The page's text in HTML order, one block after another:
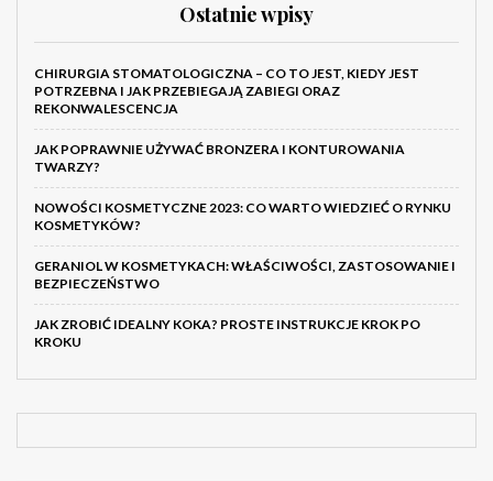
Ostatnie wpisy
CHIRURGIA STOMATOLOGICZNA – CO TO JEST, KIEDY JEST
POTRZEBNA I JAK PRZEBIEGAJĄ ZABIEGI ORAZ
REKONWALESCENCJA
JAK POPRAWNIE UŻYWAĆ BRONZERA I KONTUROWANIA
TWARZY?
NOWOŚCI KOSMETYCZNE 2023: CO WARTO WIEDZIEĆ O RYNKU
KOSMETYKÓW?
GERANIOL W KOSMETYKACH: WŁAŚCIWOŚCI, ZASTOSOWANIE I
BEZPIECZEŃSTWO
JAK ZROBIĆ IDEALNY KOKA? PROSTE INSTRUKCJE KROK PO
KROKU